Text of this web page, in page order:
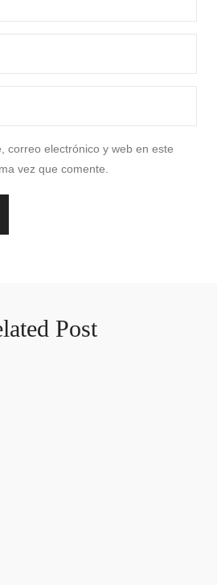
correo electrónico y web en este
vez que comente.
Post